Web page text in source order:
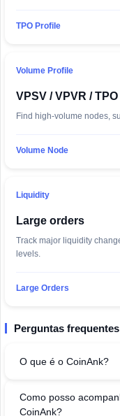
TPO Profile
Volume Profile
VPSV / VPVR / TPO
Find high-volume nodes,
Volume Node
Liquidity
Large orders
Track major liquidity
levels.
Large Orders
Perguntas frequentes
O que é o CoinAnk?
Como posso
CoinAnk?